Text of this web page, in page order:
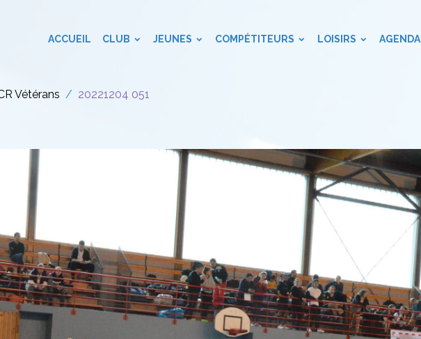
ACCUEIL CLUB JEUNES COMPÉTITEURS LOISIRS AGENDA
Vétérans 20221204 051